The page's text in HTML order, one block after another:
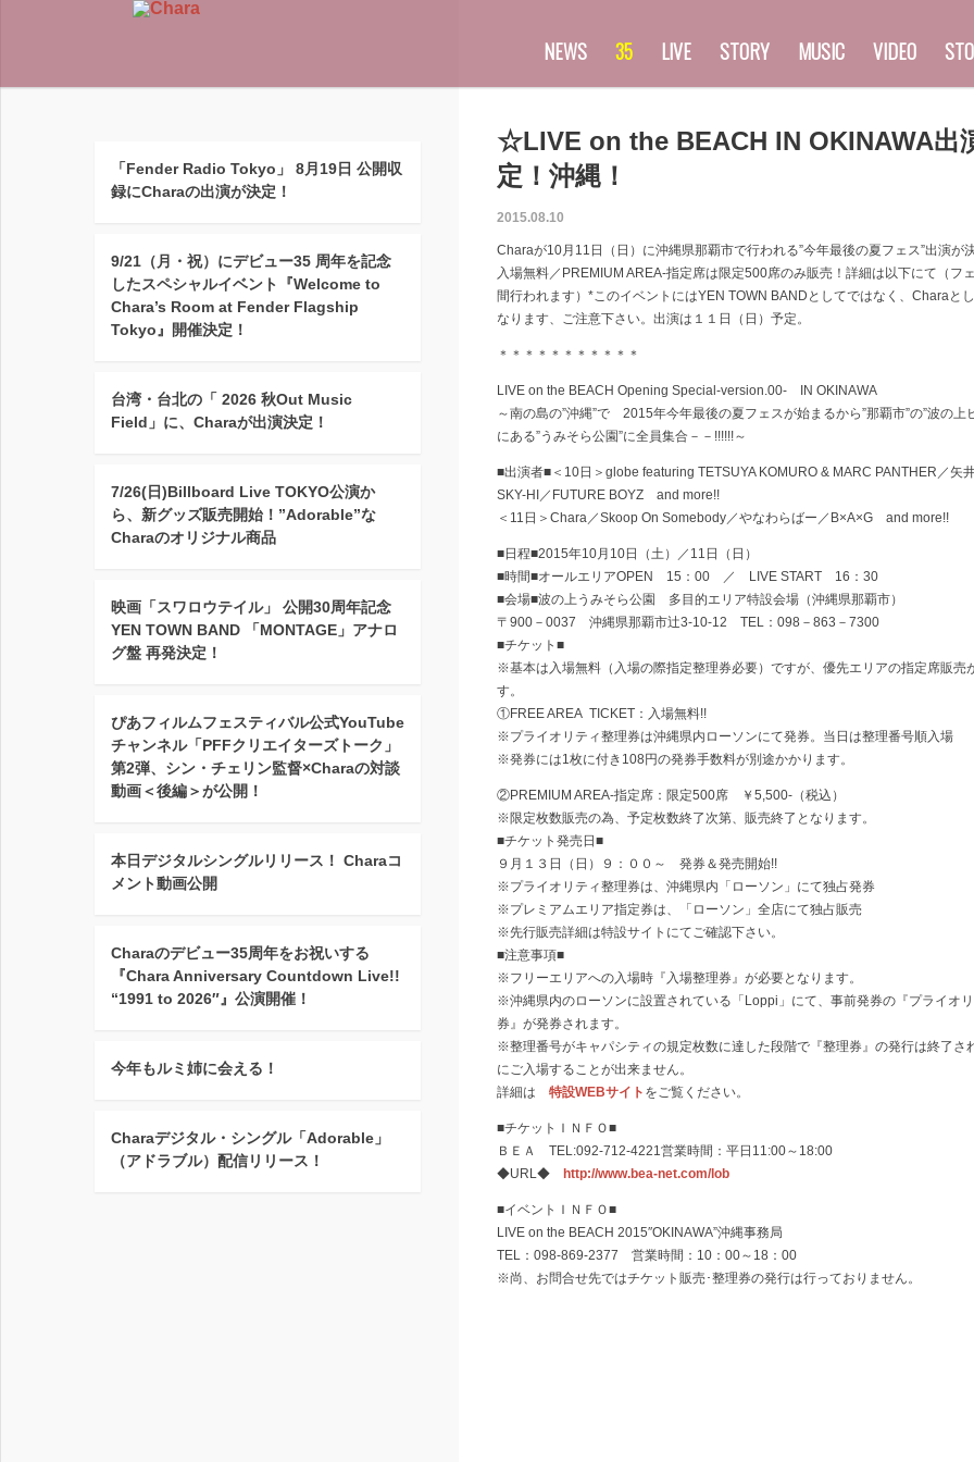
NEWS 35 LIVE STORY MUSIC VIDEO
☆LIVE on the BEACH IN OKINAWA出
定！沖縄！
2015.08.10
Charaが10月11日（日）に沖縄県那覇市で行われる”今年最後の夏フェス”出演が
入場無料／PREMIUM AREA-指定席は限定500席のみ販売！詳細は以下にて（フ
間行われます）*このイベントにはYEN TOWN BANDとしてではなく、Charaと
なります、ご注意下さい。出演は１１日（日）予定。
＊＊＊＊＊＊＊＊＊＊＊
LIVE on the BEACH Opening Special-version.00- IN OKINAWA
～南の島の”沖縄”で 2015年今年最後の夏フェスが始まるから”那覇市”の”波の上
にある”うみそら公園”に全員集合－－!!!!!!～
■出演者■＜10日＞globe featuring TETSUYA KOMURO & MARC PANTHER／矢
SKY-HI／FUTURE BOYZ and more!!
＜11日＞Chara／Skoop On Somebody／やなわらばー／B×A×G and more!!
■日程■2015年10月10日（土）／11日（日）
■時間■オールエリアOPEN 15：00 ／ LIVE START 16：30
■会場■波の上うみそら公園 多目的エリア特設会場（沖縄県那覇市）
〒900－0037 沖縄県那覇市辻3-10-12 TEL：098－863－7300
■チケット■
※基本は入場無料（入場の際指定整理券必要）ですが、優先エリアの指定席販売
す。
①FREE AREA TICKET：入場無料!!
※プライオリティ整理券は沖縄県内ローソンにて発券。当日は整理番号順入場
※発券には1枚に付き108円の発券手数料が別途かかります。
②PREMIUM AREA-指定席：限定500席 ￥5,500-（税込）
※限定枚数販売の為、予定枚数終了次第、販売終了となります。
■チケット発売日■
９月１３日（日）９：００～ 発券＆発売開始!!
※プライオリティ整理券は、沖縄県内「ローソン」にて独占発券
※プレミアムエリア指定券は、「ローソン」全店にて独占販売
※先行販売詳細は特設サイトにてご確認下さい。
■注意事項■
※フリーエリアへの入場時『入場整理券』が必要となります。
※沖縄県内のローソンに設置されている「Loppi」にて、事前発券の『プライオ
券』が発券されます。
※整理番号がキャパシティの規定枚数に達した段階で『整理券』の発行は終了さ
にご入場することが出来ません。
詳細は 特設WEBサイト をご覧ください。
■チケットＩＮＦＯ■
ＢＥＡ TEL:092-712-4221営業時間：平日11:00～18:00
◆URL◆
http://www.bea-net.com/lob
■イベントＩＮＦＯ■
LIVE on the BEACH 2015″OKINAWA”沖縄事務局
TEL：098-869-2377 営業時間：10：00～18：00
※尚、お問合せ先ではチケット販売･整理券の発行は行っておりません。
「Fender Radio Tokyo」 8月19日 公開収
録にCharaの出演が決定！
9/21（月・祝）にデビュー35 周年を記念
したスペシャルイベント『Welcome to
Chara’s Room at Fender Flagship
Tokyo』開催決定！
台湾・台北の「 2026 秋Out Music
Field」に、Charaが出演決定！
7/26(日)Billboard Live TOKYO公演か
ら、新グッズ販売開始！”Adorable”な
Charaのオリジナル商品
映画「スワロウテイル」 公開30周年記念
YEN TOWN BAND 「MONTAGE」アナロ
グ盤 再発決定！
ぴあフィルムフェスティバル公式YouTube
チャンネル「PFFクリエイターズトーク」
第2弾、シン・チェリン監督×Charaの対談
動画＜後編＞が公開！
本日デジタルシングルリリース！ Charaコ
メント動画公開
Charaのデビュー35周年をお祝いする
『Chara Anniversary Countdown Live!!
“1991 to 2026″』公演開催！
今年もルミ姉に会える！
Charaデジタル・シングル「Adorable」
（アドラブル）配信リリース！